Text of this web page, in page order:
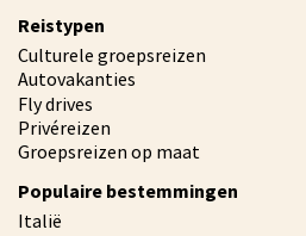
Reistypen
Culturele groepsreizen
Autovakanties
Fly drives
Privéreizen
Groepsreizen op maat
Populaire bestemmingen
Italië